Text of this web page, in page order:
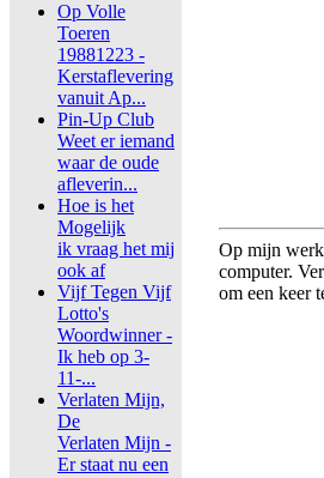
Op Volle
Toeren
19881223 -
Kerstaflevering
vanuit Ap...
Pin-Up Club
Weet er iemand
waar de oude
afleverin...
Hoe is het
Mogelijk
ik vraag het mij
ook af
Vijf Tegen Vijf
Lotto's
Woordwinner -
Ik heb op 3-
11-...
Verlaten Mijn,
De
Verlaten Mijn -
Er staat nu een
Op mijn
computer.
om een keer